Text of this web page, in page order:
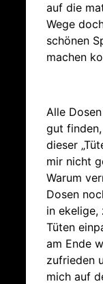
auf die
Wege
schönen
machen
Alle
gut
dieser
mir nicht
Warum
Dosen
in
Tüten
am Ende
zufrieden
mich auf